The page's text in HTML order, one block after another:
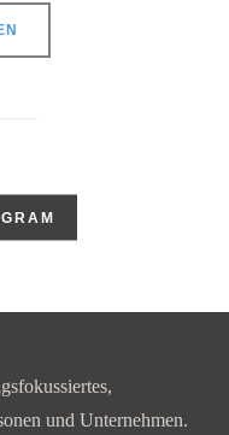
und Unternehmen.